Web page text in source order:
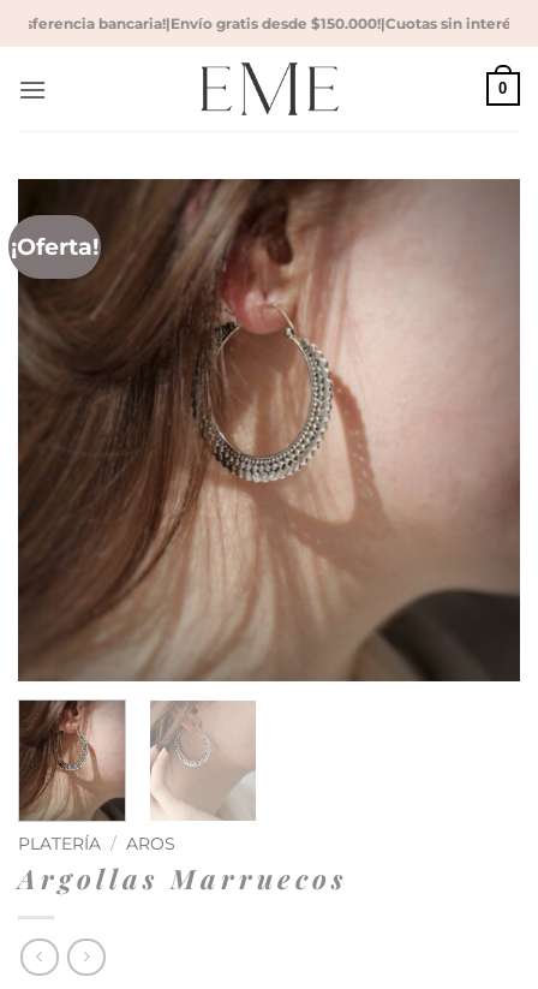
Saltar
al
bancaria!|Envío gratis desde $150.000!|Cuotas sin interés!|
0
¡Oferta!
PLATERÍA / AROS
Argollas Marruecos